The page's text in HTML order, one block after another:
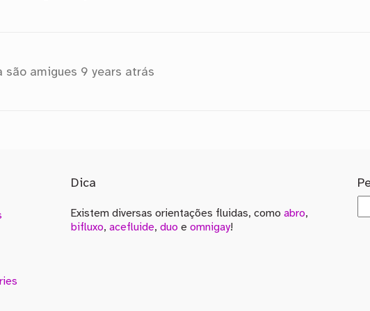
são amigues 9 years atrás
Dica
Existem diversas orientações fluidas, como abro,
bifluxo, acefluide, duo e omnigay!